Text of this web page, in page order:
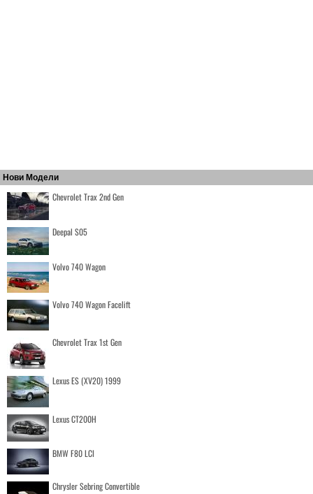
Нови Модели
Chevrolet Trax 2nd Gen
Deepal S05
Volvo 740 Wagon
Volvo 740 Wagon Facelift
Chevrolet Trax 1st Gen
Lexus ES (XV20) 1999
Lexus CT200H
BMW F80 LCI
Chrysler Sebring Convertible